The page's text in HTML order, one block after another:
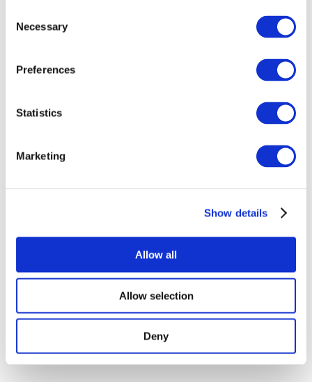
Selection
Necessary
Preferences
Statistics
Marketing
Show details
Allow all
Allow selection
Deny
Творческий вечер
Наше спецпредложение
Применить